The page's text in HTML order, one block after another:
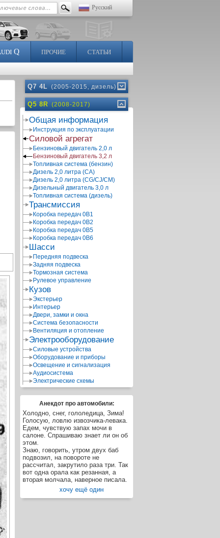
Русский
Q ПРОЧИЕ СТАТЬИ
Q7 4L (2005-2015, дизель)
Q5 8R (2008-2017)
Общая информация
Инструкция по эксплуатации
Силовой агрегат
Бензиновый двигатель 2,0 л
Бензиновый двигатель 3,2 л
Топливная система (бензин)
Дизель 2,0 литра (CA)
Дизель 2,0 литра (CG/CJ/CM)
Дизельный двигатель 3,0 л
Топливная система (дизель)
Трансмиссия
Коробка передач 0В1
Коробка передач 0В2
Коробка передач 0В5
Коробка передач 0В6
Шасси
Передняя подвеска
Задняя подвеска
Тормозная система
Рулевое управление
Кузов
Экстерьер
Интерьер
Двери, замки и окна
Система безопасности
Вентиляция и отопление
Электрооборудование
Силовые устройства
Оборудование и приборы
Освещение и сигнализация
Аудиосистема
Электрические схемы
Анекдот про автомобили:
Холодно, снег, гололедица, Зима!
Голосую, ловлю извозчика-левака.
Едем, чувствую запах мочи в
салоне. Спрашиваю знает ли он об
этом.
Знаю, говорить, утром двух баб
подвозил, на повороте не
рассчитал, закрутило раза три. Так
вот одна орала как резанная, а
вторая молчала, наверное писала.
хочу ещё один